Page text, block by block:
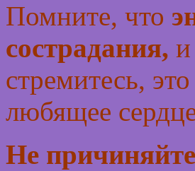
Помните, что
сострадания,
стремитесь,
любящее
Не